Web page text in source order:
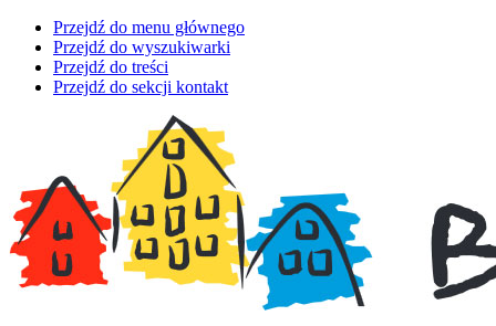
Przejdź do menu głównego
Przejdź do wyszukiwarki
Przejdź do treści
Przejdź do sekcji kontakt